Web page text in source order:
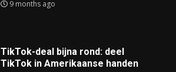
9 months ago
TikTok-deal bijna rond: deel
TikTok in Amerikaanse handen